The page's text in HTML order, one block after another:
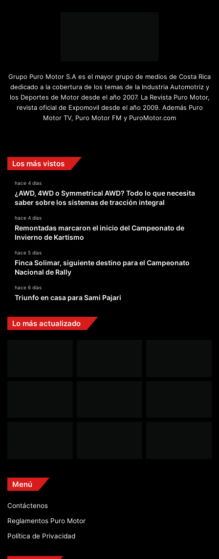
Grupo Puro Motor S.A es el mayor grupo de medios de Costa Rica
dedicado a la cobertura de los temas de la Industria Automotriz y
los Deportes de Motor desde el año 2007. La Revista Puro Motor,
revista oficial de Expomovil desde el año 2009. Además Puro
Motor TV, Puro Motor FM y PuroMotor.com
Los más vistos
hace 4 días
¿AWD, 4WD o Symmetrical AWD? Todo lo que necesita
saber sobre los sistemas de tracción integral
hace 4 días
Remontadas marcaron el inicio del Campeonato de
Invierno de Kartismo
hace 5 días
Finca Solimar, siguiente destino para el Campeonato
Nacional de Rally
hace 6 días
Triunfo en casa para Sami Pajari
Lo más actualizado
Menú
Contáctenos
Reglamentos Puro Motor
Política de Privacidad